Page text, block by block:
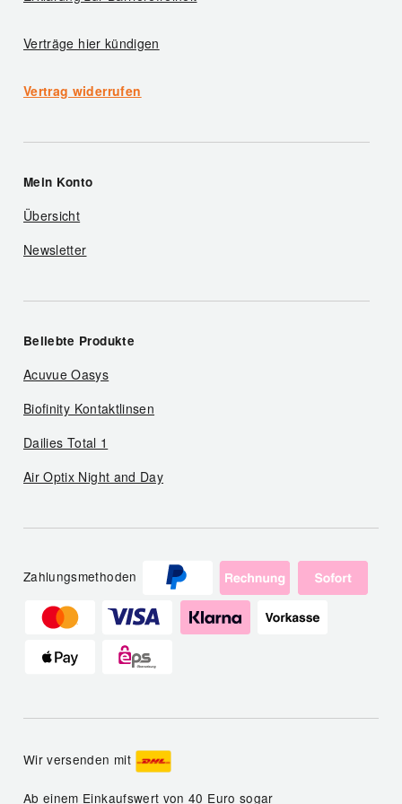
Verträge hier kündigen
Vertrag widerrufen
Mein Konto
Übersicht
Newsletter
Beliebte Produkte
Acuvue Oasys
Biofinity Kontaktlinsen
Dailies Total 1
Air Optix Night and Day
Zahlungsmethoden
Wir versenden mit
Ab einem Einkaufswert von 40 Euro sogar